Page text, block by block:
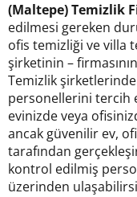
(Maltepe) Temizlik
edilmesi gereken
ofis temizliği ve villa
şirketinin –
Temizlik
personellerini tercih
evinizde veya
ancak güvenilir ev,
tarafından
kontrol edilmiş
üzerinden